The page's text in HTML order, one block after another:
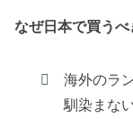
なぜ日本で買うべ
海外のラ
馴染まな